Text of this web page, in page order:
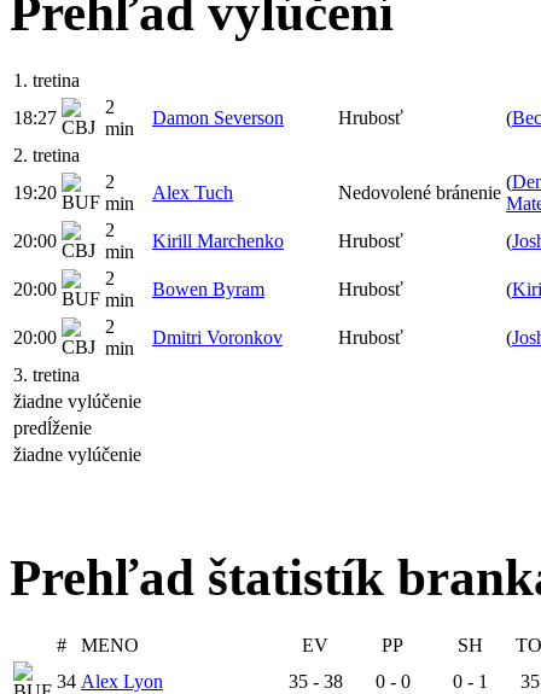
Prehľad vylúčení
1. tretina
18:27
2
min
Damon Severson Hrubosť (
2. tretina
19:20
2
min
Alex Tuch Nedovolené bránenie
(
20:00
2
min
Kirill Marchenko Hrubosť (
20:00
2
min
Bowen Byram Hrubosť (
20:00
2
min
Dmitri Voronkov Hrubosť (
3. tretina
žiadne vylúčenie
predĺženie
žiadne vylúčenie
Prehľad štatistík
# MENO EV PP SH
34 Alex Lyon 35 - 38 0 - 0 0 - 1